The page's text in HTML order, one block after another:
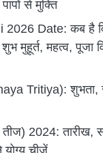
से मुक्ति
Date: कब है
शुभ मुहूर्त, महत्व, पूजा
Tritiya): शुभता,
2024: तारीख,
चीजें